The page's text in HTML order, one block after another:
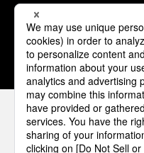
1 2
パナソニックの